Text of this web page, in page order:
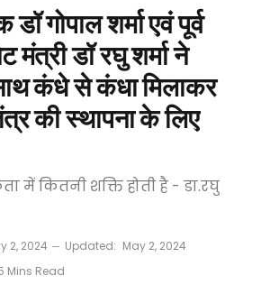
गोपाल शर्मा एवं पूर्व
डॉ रघु शर्मा ने
कंधे से कंधा मिलाकर
की स्थापना के लिए
में कितनी शक्ति होती है - डा.रघु
2, 2024 Updated: May 2, 2024
Mins Read